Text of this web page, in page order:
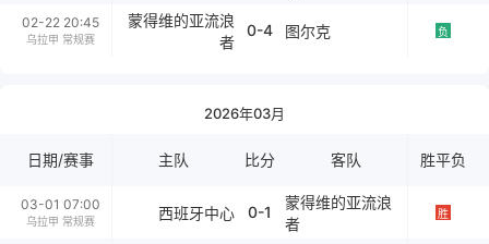
02-22 20:45
乌拉甲 常规赛
蒙得维的亚流浪
者
0-4 图尔克 负
2026年03月
日期/赛事 主队 比分 客队 胜平负
03-01 07:00
乌拉甲 常规赛 西班牙中心 0-1
蒙得维的亚流浪
者
胜